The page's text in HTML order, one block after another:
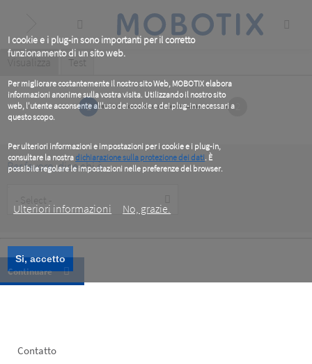
I cookie e i plug-in sono importanti per il corretto
funzionamento di un sito web.
Per migliorare costantemente il nostro sito Web, MOBOTIX elabora
informazioni anonime sulla vostra visita. Utilizzando il nostro sito
web, l'utente acconsente all'uso dei cookie e dei plug-in necessari a
questo scopo.
Per ulteriori informazioni e impostazioni per i cookie e i plug-in,
consultare la nostradichiarazione sulla protezione dei dati. È
possibile regolare le impostazioni nelle preferenze del browser.
Ulteriori informazioni
No, grazie.
Si, accetto
content
Primary
tabs
Visualizza (active
Test
1
Per favore, dice chi è
Type
Footer
Contatto